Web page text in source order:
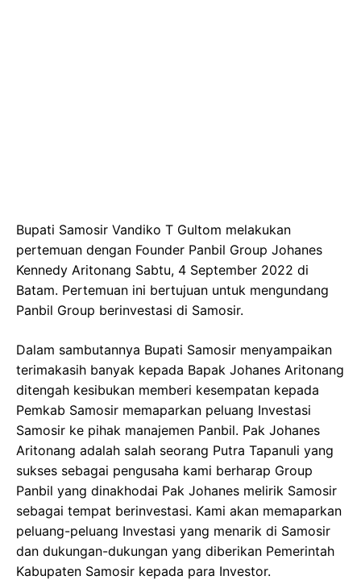
Bupati Samosir Vandiko T Gultom melakukan
pertemuan dengan Founder Panbil Group Johanes
Kennedy Aritonang Sabtu, 4 September 2022 di
Batam. Pertemuan ini bertujuan untuk mengundang
Panbil Group berinvestasi di Samosir.
Dalam sambutannya Bupati Samosir menyampaikan
terimakasih banyak kepada Bapak Johanes Aritonang
ditengah kesibukan memberi kesempatan kepada
Pemkab Samosir memaparkan peluang Investasi
Samosir ke pihak manajemen Panbil. Pak Johanes
Aritonang adalah salah seorang Putra Tapanuli yang
sukses sebagai pengusaha kami berharap Group
Panbil yang dinakhodai Pak Johanes melirik Samosir
sebagai tempat berinvestasi. Kami akan memaparkan
peluang-peluang Investasi yang menarik di Samosir
dan dukungan-dukungan yang diberikan Pemerintah
Kabupaten Samosir kepada para Investor.